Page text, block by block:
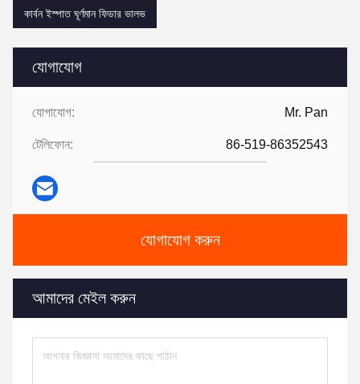
যোগাযোগ
যোগাযোগ: Mr. Pan
টেলিফোন: 86-519-86352543
যোগাযোগ করুন
আমাদের মেইল ​​করুন
কার্বন ইস্পাত ঘূর্ণমান ফিডার ভালভ